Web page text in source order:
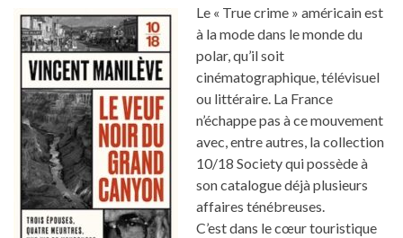
Le « True crime » américain est
à la mode dans le monde du
polar, qu’il soit
cinématographique, télévisuel
ou littéraire. La France
n’échappe pas à ce mouvement
avec, entre autres, la collection
10/18 Society qui possède à
son catalogue déjà plusieurs
affaires ténébreuses.
C’est dans le cœur touristique